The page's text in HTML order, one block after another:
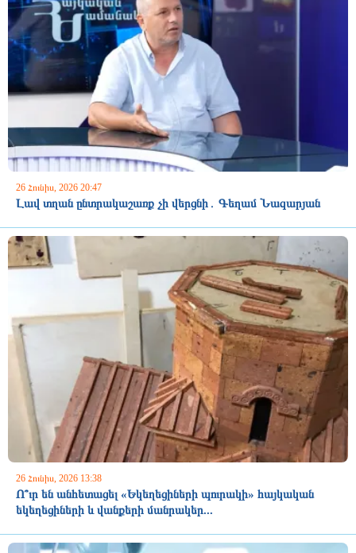
26 Հունիս, 2026 20:47
Լավ տղան ընտրակաշառք չի վերցնի․ Գեղամ Նազարյան
26 Հունիս, 2026 13:38
Ո՞ւր են անհետացել «Եկեղեցիների պուրակի» հայկական
եկեղեցիների և վանքերի մանրակեր...